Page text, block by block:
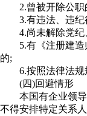
2.曾被开除公职
3.有违法、违纪
4.尚未解除党纪
5.有《注册建造
的;
6.按照法律法规
(四)回避情形
本国有企业领导
不得安排特定关系